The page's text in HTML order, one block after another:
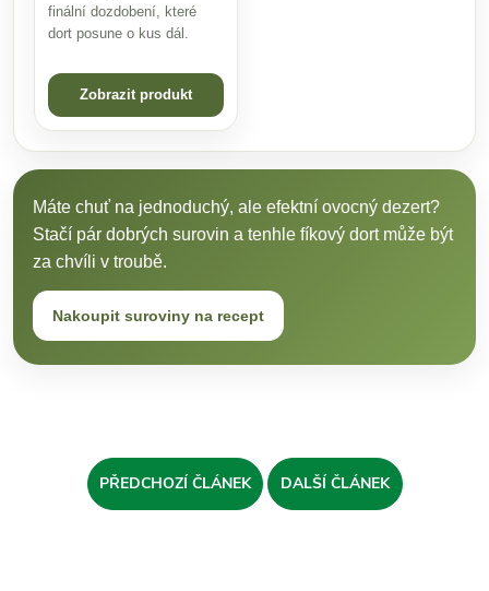
finální dozdobení, které
dort posune o kus dál.
Zobrazit produkt
Máte chuť na jednoduchý, ale efektní ovocný dezert?
Stačí pár dobrých surovin a tenhle fíkový dort může být
za chvíli v troubě.
Nakoupit suroviny na recept
PŘEDCHOZÍ ČLÁNEK DALŠÍ ČLÁNEK